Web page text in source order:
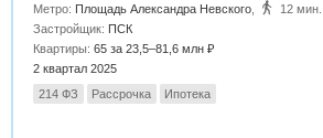
Метро: Площадь Александра Невского
12 мин.
Застройщик: ПСК
Квартиры:65 за 23,5–81,6 млн ₽
2 квартал 2025
214 ФЗ
Рассрочка Ипотека